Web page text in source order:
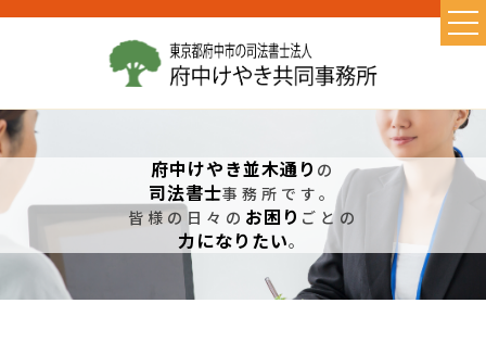
TOP
お取り扱い業務
初めての方へ
よくある質問
お問い合わせ
府中けやき並木通り の
司法書士事務所です。
皆様の日々の お困り ごとの
力になりたい。